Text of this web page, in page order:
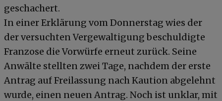
geschachert.
In einer Erklärung vom Donnerstag wies der
der versuchten Vergewaltigung beschuldigte
Franzose die Vorwürfe erneut zurück. Seine
Anwälte stellten zwei Tage, nachdem der erste
Antrag auf Freilassung nach Kaution abgelehnt
wurde, einen neuen Antrag. Noch ist unklar, mit